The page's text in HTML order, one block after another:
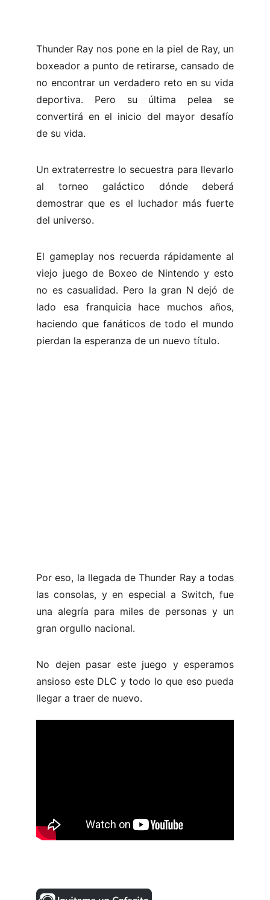
Thunder Ray nos pone en la piel de Ray, un
boxeador a punto de retirarse, cansado de
no encontrar un verdadero reto en su vida
deportiva. Pero su última pelea se
convertirá en el inicio del mayor desafío
de su vida.
Un extraterrestre lo secuestra para llevarlo
al torneo galáctico dónde deberá
demostrar que es el luchador más fuerte
del universo.
El gameplay nos recuerda rápidamente al
viejo juego de Boxeo de Nintendo y esto
no es casualidad. Pero la gran N dejó de
lado esa franquicia hace muchos años,
haciendo que fanáticos de todo el mundo
pierdan la esperanza de un nuevo título.
Por eso, la llegada de Thunder Ray a todas
las consolas, y en especial a Switch, fue
una alegría para miles de personas y un
gran orgullo nacional.
No dejen pasar este juego y esperamos
ansioso este DLC y todo lo que eso pueda
llegar a traer de nuevo.